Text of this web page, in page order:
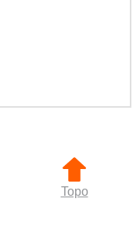
Topo